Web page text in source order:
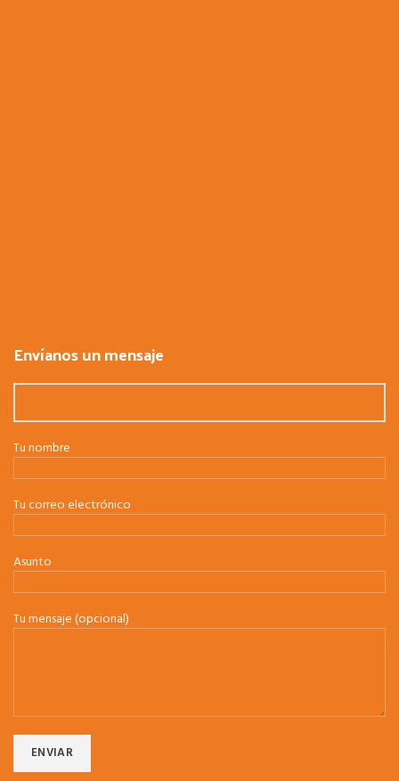
Envíanos un mensaje
Tu nombre
Tu correo electrónico
Asunto
Tu mensaje (opcional)